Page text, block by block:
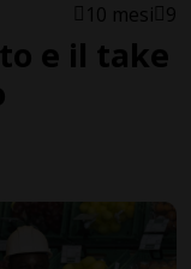
10 mesi 9
e il take